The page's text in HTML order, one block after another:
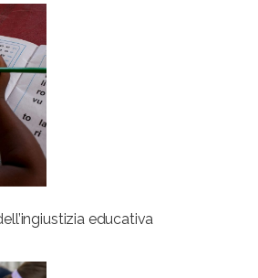
educativa